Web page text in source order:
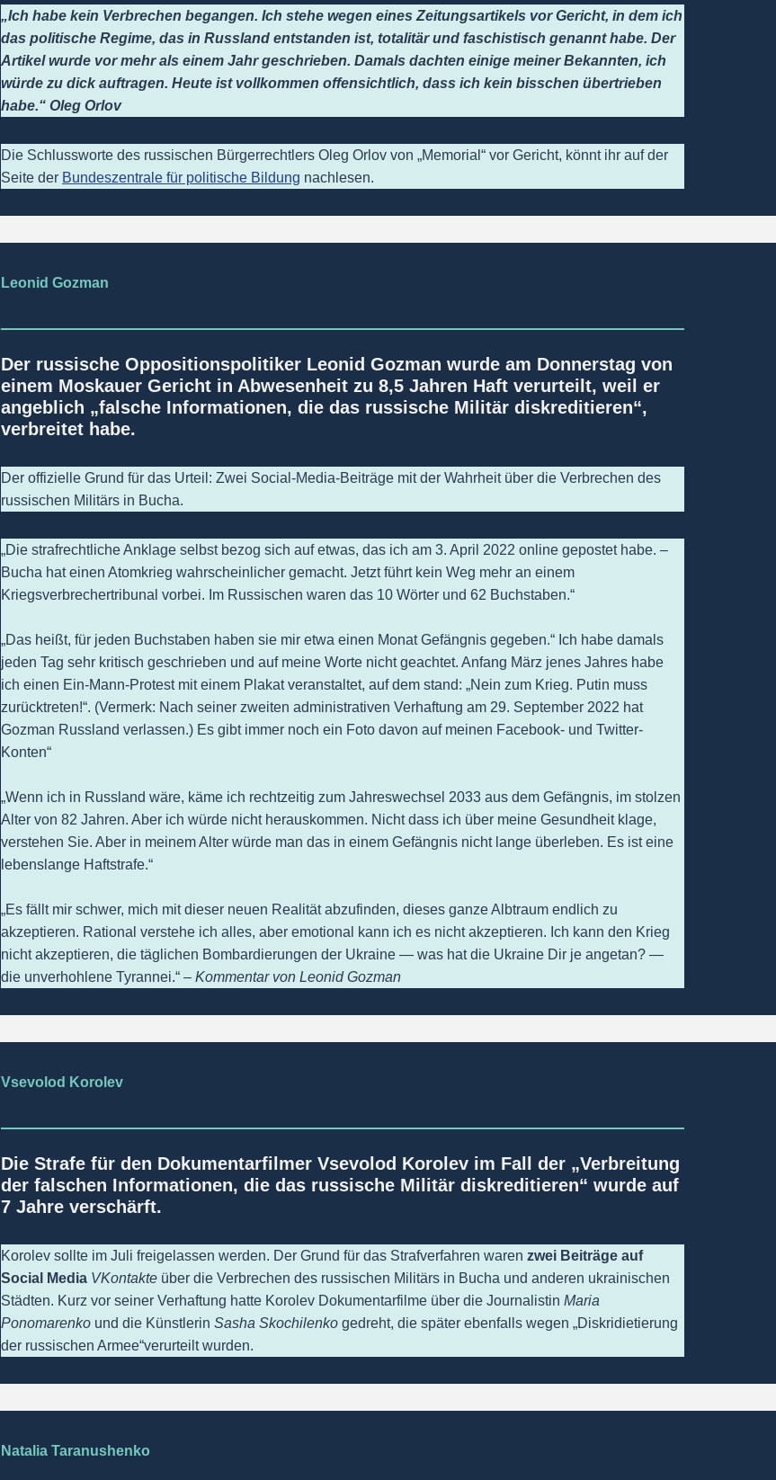
„Ich habe kein Verbrechen begangen. Ich stehe wegen eines Zeitungsartikels vor Gericht, in dem ich
das politische Regime, das in Russland entstanden ist, totalitär und faschistisch genannt habe. Der
Artikel wurde vor mehr als einem Jahr geschrieben. Damals dachten einige meiner Bekannten, ich
würde zu dick auftragen. Heute ist vollkommen offensichtlich, dass ich kein bisschen übertrieben
habe.“Oleg Orlov
Die Schlussworte des russischen Bürgerrechtlers Oleg Orlov von „Memorial“ vor Gericht, könnt ihr auf der
Seite der Bundeszentrale für politische Bildung nachlesen.
Leonid Gozman
Der russische Oppositionspolitiker Leonid Gozman wurde am Donnerstag von
einem Moskauer Gericht in Abwesenheit zu 8,5 Jahren Haft verurteilt, weil er
angeblich „falsche Informationen, die das russische Militär diskreditieren“,
verbreitet habe.
Der offizielle Grund für das Urteil: Zwei Social-Media-Beiträge mit der Wahrheit über die Verbrechen des
russischen Militärs in Bucha.
„Die strafrechtliche Anklage selbst bezog sich auf etwas, das ich am 3. April 2022 online gepostet habe. –
Bucha hat einen Atomkrieg wahrscheinlicher gemacht. Jetzt führt kein Weg mehr an einem
Kriegsverbrechertribunal vorbei. Im Russischen waren das 10 Wörter und 62 Buchstaben.“
„Das heißt, für jeden Buchstaben haben sie mir etwa einen Monat Gefängnis gegeben.“ Ich habe damals
jeden Tag sehr kritisch geschrieben und auf meine Worte nicht geachtet. Anfang März jenes Jahres habe
ich einen Ein-Mann-Protest mit einem Plakat veranstaltet, auf dem stand: „Nein zum Krieg. Putin muss
zurücktreten!“. (Vermerk: Nach seiner zweiten administrativen Verhaftung am 29. September 2022 hat
Gozman Russland verlassen.) Es gibt immer noch ein Foto davon auf meinen Facebook- und Twitter-
Konten“
„Wenn ich in Russland wäre, käme ich rechtzeitig zum Jahreswechsel 2033 aus dem Gefängnis, im stolzen
Alter von 82 Jahren. Aber ich würde nicht herauskommen. Nicht dass ich über meine Gesundheit klage,
verstehen Sie. Aber in meinem Alter würde man das in einem Gefängnis nicht lange überleben. Es ist eine
lebenslange Haftstrafe.“
„Es fällt mir schwer, mich mit dieser neuen Realität abzufinden, dieses ganze Albtraum endlich zu
akzeptieren. Rational verstehe ich alles, aber emotional kann ich es nicht akzeptieren. Ich kann den Krieg
nicht akzeptieren, die täglichen Bombardierungen der Ukraine — was hat die Ukraine Dir je angetan? —
die unverhohlene Tyrannei.“ – Kommentar von Leonid Gozman
Vsevolod Korolev
Die Strafe für den Dokumentarfilmer Vsevolod Korolev im Fall der „Verbreitung
der falschen Informationen, die das russische Militär diskreditieren“ wurde auf
7 Jahre verschärft.
Korolev sollte im Juli freigelassen werden. Der Grund für das Strafverfahren waren zwei Beiträge auf
Social Media VKontakteüber die Verbrechen des russischen Militärs in Bucha und anderen ukrainischen
Städten. Kurz vor seiner Verhaftung hatte Korolev Dokumentarfilme über die Journalistin Maria
Ponomarenkound die Künstlerin Sasha Skochilenkogedreht, die später ebenfalls wegen „Diskridietierung
der russischen Armee“verurteilt wurden.
Natalia Taranushenko